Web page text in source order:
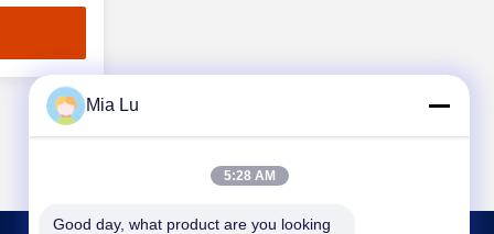
Mia Lu
5:28 AM
Good day, what product are you looking